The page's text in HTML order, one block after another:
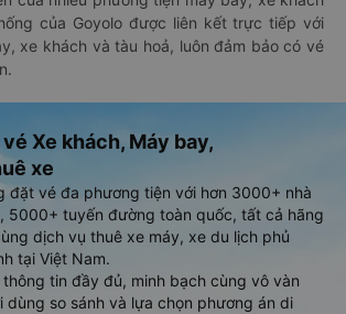
của Goyolo được liên kết trực tiếp với
xe khách và tàu hoả, luôn đảm bảo có vé
Xe khách, Máy bay,
xe
đặt vé đa phương tiện với hơn 3000+ nhà
5000+ tuyến đường toàn quốc, tất cả hãng
dịch vụ thuê xe máy, xe du lịch phủ
tại Việt Nam.
tin đầy đủ, minh bạch cùng vô vàn
dùng so sánh và lựa chọn phương án di